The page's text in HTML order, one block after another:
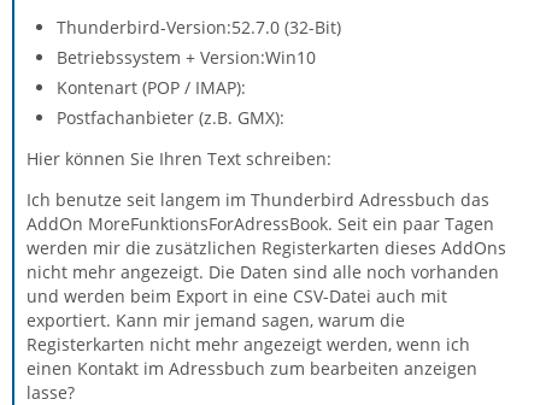
Thunderbird-Version:52.7.0 (32-Bit)
Betriebssystem + Version:Win10
Kontenart (POP / IMAP):
Postfachanbieter (z.B. GMX):
Hier können Sie Ihren Text schreiben:
Ich benutze seit langem im Thunderbird Adressbuch das
AddOn MoreFunktionsForAdressBook. Seit ein paar Tagen
werden mir die zusätzlichen Registerkarten dieses AddOns
nicht mehr angezeigt. Die Daten sind alle noch vorhanden
und werden beim Export in eine CSV-Datei auch mit
exportiert. Kann mir jemand sagen, warum die
Registerkarten nicht mehr angezeigt werden, wenn ich
einen Kontakt im Adressbuch zum bearbeiten anzeigen
lasse?